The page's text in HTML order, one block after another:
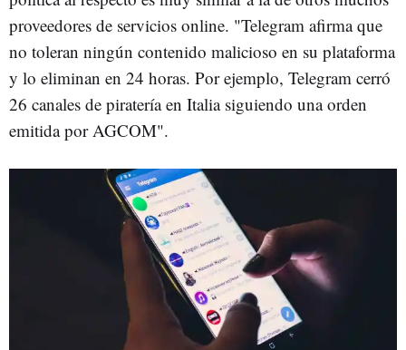
proveedores de servicios online. "Telegram afirma que
no toleran ningún contenido malicioso en su plataforma
y lo eliminan en 24 horas. Por ejemplo, Telegram cerró
26 canales de piratería en Italia siguiendo una orden
emitida por AGCOM".